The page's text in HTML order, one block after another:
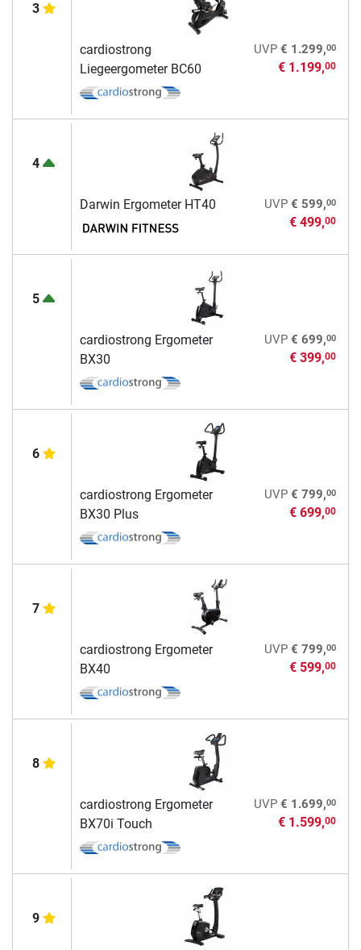
3
cardiostrong
Liegeergometer BC60
UVP € 1.299,00
€ 1.199,00
4
Darwin Ergometer HT40 UVP € 599,00
€ 499,00
5
cardiostrong Ergometer
BX30
UVP € 699,00
€ 399,00
6
cardiostrong Ergometer
BX30 Plus
UVP € 799,00
€ 699,00
7
cardiostrong Ergometer
BX40
UVP € 799,00
€ 599,00
8
cardiostrong Ergometer
BX70i Touch
UVP € 1.699,00
€ 1.599,00
9